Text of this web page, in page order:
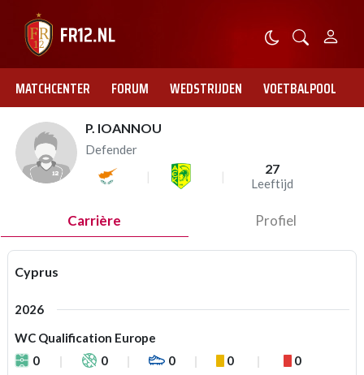
MATCHCENTER FORUM WEDSTRIJDEN VOETBALPOOL
P. IOANNOU
Defender
27
Leeftijd
Carrière Profiel
Cyprus
2026
WC Qualification Europe
0
0 0 0 0